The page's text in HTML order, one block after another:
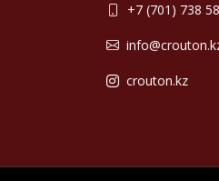
+7 (701) 738
crouton.kz